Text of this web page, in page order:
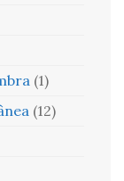
(1)
(12)